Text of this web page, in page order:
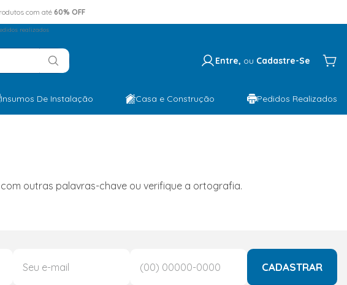
com até60% OFF
realizados
Entre, ou Cadastre-Se
Insumos De Instalação Casa e Construção Pedidos Realizados
outras palavras-chave ou verifique a ortografia.
CADASTRAR